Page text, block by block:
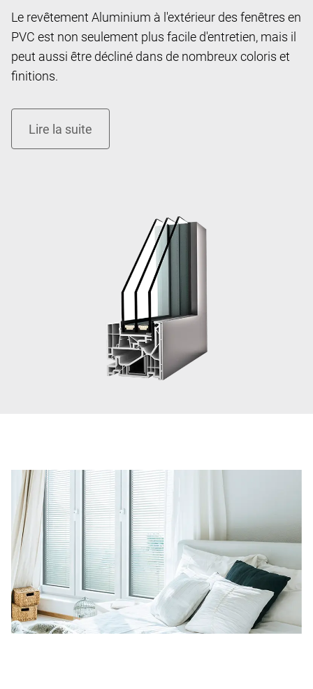
Le revêtement Aluminium à l'extérieur des fenêtres en
PVC est non seulement plus facile d'entretien, mais il
peut aussi être décliné dans de nombreux coloris et
finitions.